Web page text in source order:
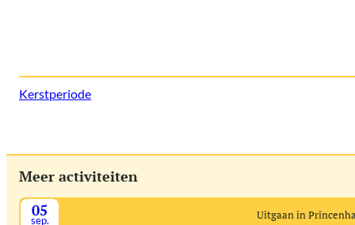
Kerstperiode
Meer activiteiten
05
sep. Uitgaan in